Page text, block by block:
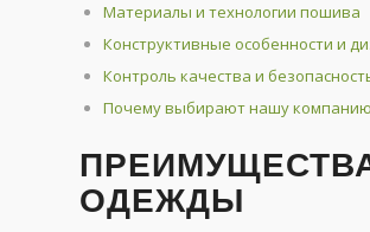
Материалы и технологии пошива
Конструктивные особенности и
Контроль качества и
Почему выбирают нашу компанию
ОДЕЖДЫ